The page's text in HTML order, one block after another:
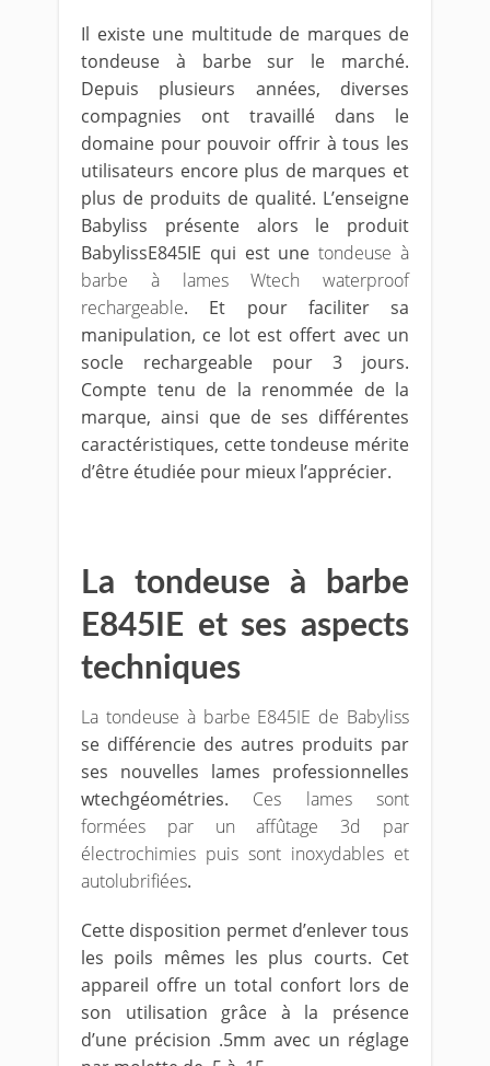
Il existe une multitude de marques de
tondeuse à barbe sur le marché.
Depuis plusieurs années, diverses
compagnies ont travaillé dans le
domaine pour pouvoir offrir à tous les
utilisateurs encore plus de marques et
plus de produits de qualité. L’enseigne
Babyliss présente alors le produit
BabylissE845IE qui est unetondeuse à
barbe à lames Wtech waterproof
rechargeable. Et pour faciliter sa
manipulation, ce lot est offert avec un
socle rechargeable pour 3 jours.
Compte tenu de la renommée de la
marque, ainsi que de ses différentes
caractéristiques, cette tondeuse mérite
d’être étudiée pour mieux l’apprécier.
La tondeuse à barbe
E845IE et ses aspects
techniques
La tondeuse à barbe E845IE de Babyliss
se différencie des autres produits par
ses nouvelles lames professionnelles
wtechgéométries. Ces lames sont
formées par un affûtage 3d par
électrochimies puis sont inoxydables et
autolubrifiées.
Cette disposition permet d’enlever tous
les poils mêmes les plus courts. Cet
appareil offre un total confort lors de
son utilisation grâce à la présence
d’une précision .5mm avec un réglage